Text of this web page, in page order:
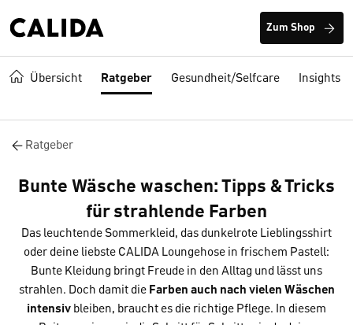
Zum Shop
Übersicht Ratgeber Gesundheit/Selfcare Insights
Ratgeber
Bunte Wäsche waschen: Tipps & Tricks
für strahlende Farben
Das leuchtende Sommerkleid, das dunkelrote Lieblingsshirt
oder deine liebste CALIDA Loungehose in frischem Pastell:
Bunte Kleidung bringt Freude in den Alltag und lässt uns
strahlen. Doch damit die Farben auch nach vielen Wäschen
intensiv bleiben, braucht es die richtige Pflege. In diesem